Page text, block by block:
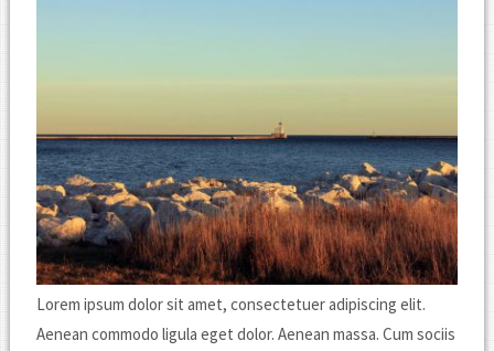
Lorem ipsum dolor sit amet, consectetuer adipiscing elit.
Aenean commodo ligula eget dolor. Aenean massa. Cum sociis